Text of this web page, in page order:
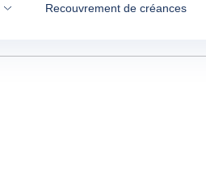
Recouvrement de créances